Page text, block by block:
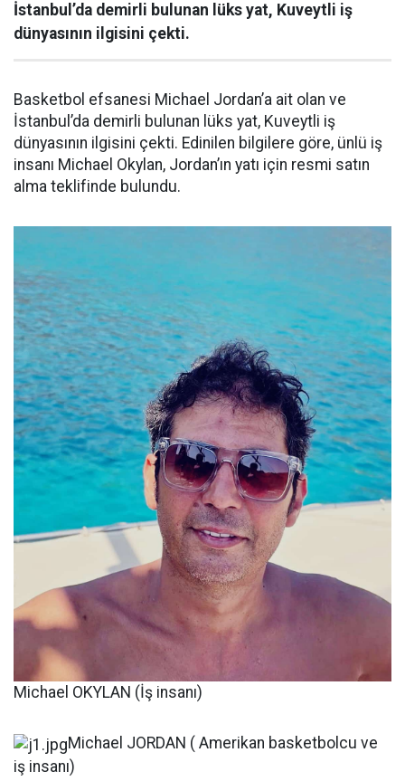
İstanbul’da demirli bulunan lüks yat, Kuveytli iş
dünyasının ilgisini çekti.
Basketbol efsanesi Michael Jordan’a ait olan ve
İstanbul’da demirli bulunan lüks yat, Kuveytli iş
dünyasının ilgisini çekti. Edinilen bilgilere göre, ünlü iş
insanı Michael Okylan, Jordan’ın yatı için resmi satın
alma teklifinde bulundu.
Michael OKYLAN (İş insanı)
Michael JORDAN ( Amerikan basketbolcu ve
iş insanı)